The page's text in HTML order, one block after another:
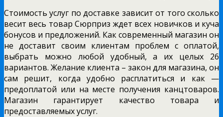
Стоимость услуг по доставке зависит от того сколько
весит весь товар Сюрприз ждет всех новичков и куча
бонусов и предложений. Как современный магазин он
не доставит своим клиентам проблем с оплатой,
выбрать можно любой удобный, а их целых 26
вариантов. Желание клиента – закон для магазина, он
сам решит, когда удобно расплатиться и как —
предоплатой или на месте получения канцтоваров.
Магазин гарантирует качество товара и
предоставляемых услуг.